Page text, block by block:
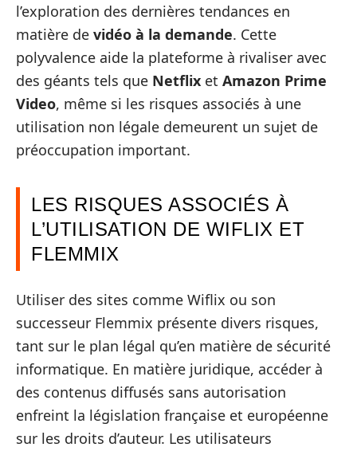
l’exploration des dernières tendances en
matière de vidéo à la demande. Cette
polyvalence aide la plateforme à rivaliser avec
des géants tels que Netflix et Amazon Prime
Video, même si les risques associés à une
utilisation non légale demeurent un sujet de
préoccupation important.
LES RISQUES ASSOCIÉS À
L’UTILISATION DE WIFLIX ET
FLEMMIX
Utiliser des sites comme Wiflix ou son
successeur Flemmix présente divers risques,
tant sur le plan légal qu’en matière de sécurité
informatique. En matière juridique, accéder à
des contenus diffusés sans autorisation
enfreint la législation française et européenne
sur les droits d’auteur. Les utilisateurs